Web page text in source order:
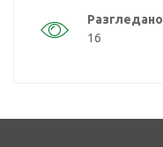
Разгледано
16